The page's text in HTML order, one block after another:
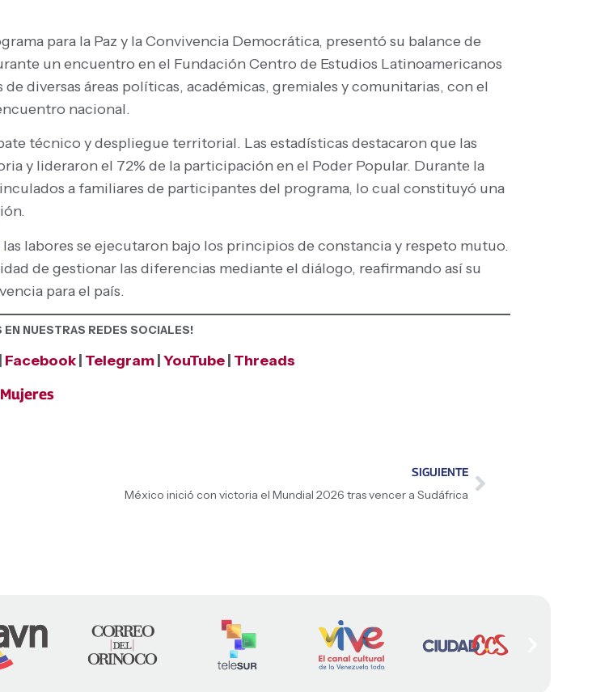
para la Paz y la Convivencia Democrática, presentó su balance de
un encuentro en el Fundación Centro de Estudios Latinoamericanos
diversas áreas políticas, académicas, gremiales y comunitarias, con el
nacional.
técnico y despliegue territorial. Las estadísticas destacaron que las
y lideraron el 72% de la participación en el Poder Popular. Durante la
a familiares de participantes del programa, lo cual constituyó una
las labores se ejecutaron bajo los principios de constancia y respeto mutuo.
de gestionar las diferencias mediante el diálogo, reafirmando así su
para el país.
EN NUESTRAS REDES SOCIALES!
Facebook Telegram YouTube Threads
SIGUIENTE
México inició con victoria el Mundial 2026 tras vencer a Sudáfrica